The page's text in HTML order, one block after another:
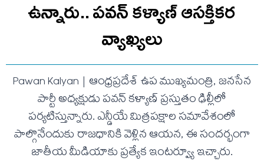
ఉన్నారు.. ప‌వ‌న్ క‌ళ్యాణ్ ఆసక్తిక‌ర
వ్యాఖ్య‌లు
Pawan Kalyan | ఆంధ్రప్రదేశ్ ఉప ముఖ్యమంత్రి, జనసేన
పార్టీ అధ్యక్షుడు పవన్ కళ్యాణ్ ప్రస్తుతం ఢిల్లీలో
పర్యటిస్తున్నారు. ఎన్డీయే మిత్రపక్షాల సమావేశంలో
పాల్గొనేందుకు రాజధానికి వెళ్లిన ఆయన, ఈ సందర్భంగా
జాతీయ మీడియాకు ప్రత్యేక ఇంటర్వ్యూ ఇచ్చారు.